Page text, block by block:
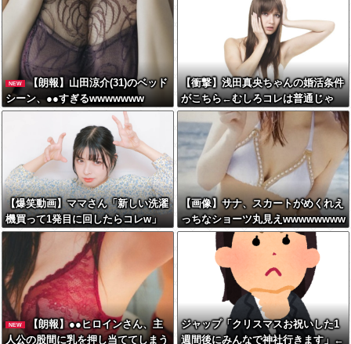
NEW
【朗報】山田涼介(31)のベッド
シーン、●●すぎるwwwwwww
【衝撃】浅田真央ちゃんの婚活条件
がこちら←むしろコレは普通じゃ
ね？w w w w w w w w
【爆笑動画】ママさん「新しい洗濯
機買って1発目に回したらコレw」
←こwれwはw w w w w w w w w w
【画像】サナ、スカートがめくれえ
っちなショーツ丸見えwwwwwwww
NEW
【朗報】●●ヒロインさん、主
人公の股間に乳を押し当ててしまう
ジャップ「クリスマスお祝いした1
週間後にみんなで神社行きます」←